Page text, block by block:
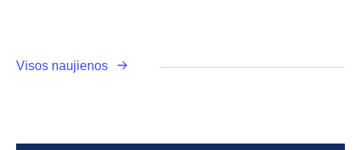
Visos naujienos